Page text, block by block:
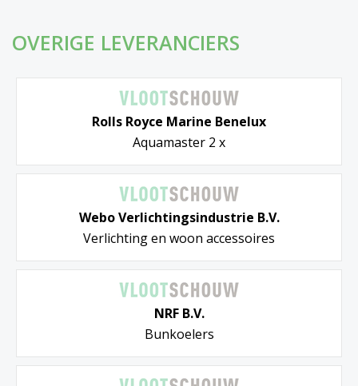
OVERIGE LEVERANCIERS
Rolls Royce Marine Benelux
Aquamaster 2 x
Webo Verlichtingsindustrie B.V.
Verlichting en woon accessoires
NRF B.V.
Bunkoelers